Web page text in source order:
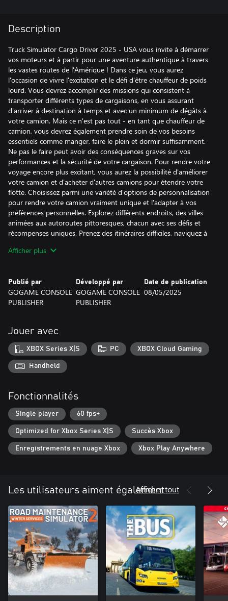
Description
Truck Simulator Cargo Driver 2025 - USA vous invite à démarrer
vos moteurs et à partir pour une aventure authentique à travers
les vastes routes de l'Amérique ! Dans ce jeu, vous aurez
l'occasion de vivre l'excitation et le défi d'être chauffeur de poids
lourd. Vous devrez accomplir des missions qui consistent à
transporter différents types de cargaisons, en vous assurant
d'arriver à destination à temps et avec un minimum de dégâts à
votre camion. Mais ce n'est pas tout - en tant que chauffeur de
camion, vous devrez également prendre soin de vos besoins
essentiels comme manger, faire le plein et dormir suffisamment.
Ne pas le faire peut avoir des conséquences graves sur vos
performances et la sécurité de votre cargaison. Pour rendre votre
voyage encore plus excitant, vous aurez la possibilité d'améliorer
votre camion et d'acheter d'autres camions pour étendre votre
flotte. Choisissez parmi une variété d'options de personnalisation
pour rendre votre camion vraiment unique et l'adapter à vos
préférences personnelles. Explorez différents endroits, des villes
animées aux autoroutes pittoresques, chacun avec ses défis et
récompenses uniques. Prenez des itinéraires difficiles, naviguez à
chemin pour devenir le meilleur chauffeur de camion du jeu. Avec
Alors, qu'attendez-vous ? Préparez-vous à prendre la route et à
commencer votre voyage pour devenir le chauffeur de camion
ultime dès aujourd'hui !
Afficher plus
Publié par
GOGAME CONSOLE
PUBLISHER
Développé par
GOGAME CONSOLE
PUBLISHER
Date de publication
08/05/2025
Jouer avec
XBOX Series X|S PC XBOX Cloud Gaming
Handheld
Fonctionnalités
Single player 60 fps+
Optimized for Xbox Series X|S Succès Xbox
Enregistrements en nuage Xbox Xbox Play Anywhere
Les utilisateurs aiment également
Afficher tout